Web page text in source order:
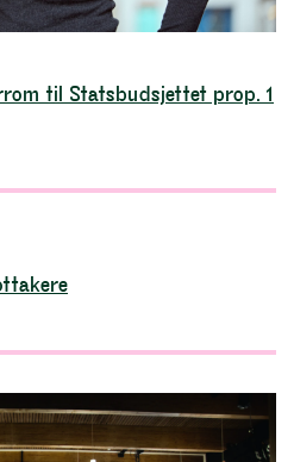
til Statsbudsjettet prop. 1